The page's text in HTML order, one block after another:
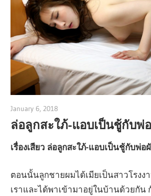
January 6, 2018
ล่อลูกสะใภ้-แอบเป็นชู้กับพ่
เรื่องเสียว ล่อลูกสะใภ้-แอบเป็นชู้กับพ่อ
ตอนนั้นลูกชายผมได้เมียเป็นสาวโรงง
เราและได้พาเข้ามาอยู่ในบ้านด้วยกัน